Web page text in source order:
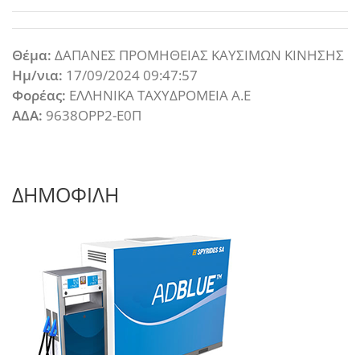
Θέμα: ΔΑΠΑΝΕΣ ΠΡΟΜΗΘΕΙΑΣ ΚΑΥΣΙΜΩΝ ΚΙΝΗΣΗΣ
Ημ/νια: 17/09/2024 09:47:57
Φορέας: ΕΛΛΗΝΙΚΑ ΤΑΧΥΔΡΟΜΕΙΑ Α.Ε
ΑΔΑ: 9638ΟΡΡ2-Ε0Π
ΔΗΜΟΦΙΛΗ